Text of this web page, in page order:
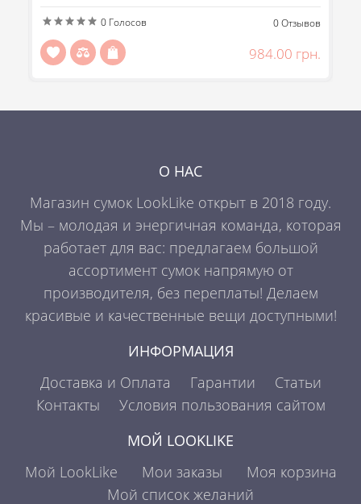
0 Голосов 0Отзывов
984.00 грн.
О НАС
Магазин сумок LookLike открыт в 2018 году.
Мы – молодая и энергичная команда, которая
работает для вас: предлагаем большой
ассортимент сумок напрямую от
производителя, без переплаты! Делаем
красивые и качественные вещи доступными!
ИНФОРМАЦИЯ
Доставка и Оплата
Гарантии
Статьи
Контакты
Условия пользования сайтом
МОЙ LOOKLIKE
Мой LookLike
Мои заказы
Моя корзина
Мой список желаний